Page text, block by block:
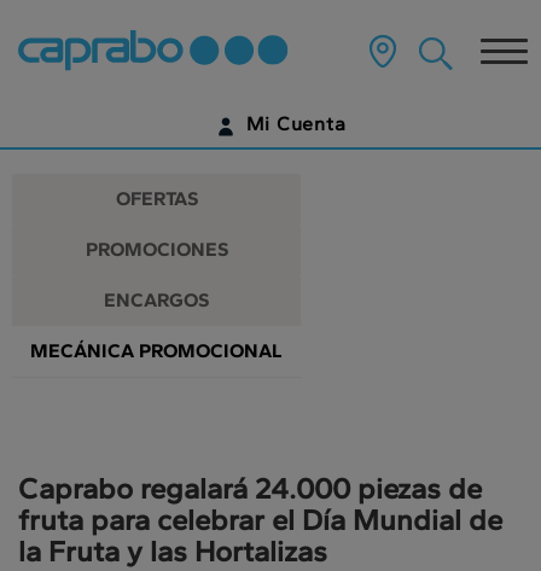
Promociones
y
descuentos
en
nuestros
supermercados
contenido
página
Mi Cuenta
¿AÚN NO TIENES UNA CUENTA DIGITAL?
OFERTAS
PROMOCIONES
ENCARGOS
MECÁNICA PROMOCIONAL
Caprabo regalará 24.000 piezas de
fruta para celebrar el Día Mundial de
la Fruta y las Hortalizas